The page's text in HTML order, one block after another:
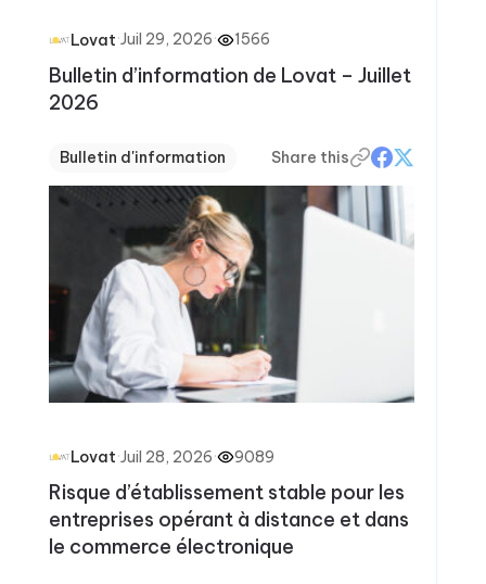
Lovat·Juil 29, 2026· 1566
Bulletin d’information de Lovat – Juillet
2026
Bulletin d'information Share this
Lovat·Juil 28, 2026· 9089
Risque d’établissement stable pour les
entreprises opérant à distance et dans
le commerce électronique